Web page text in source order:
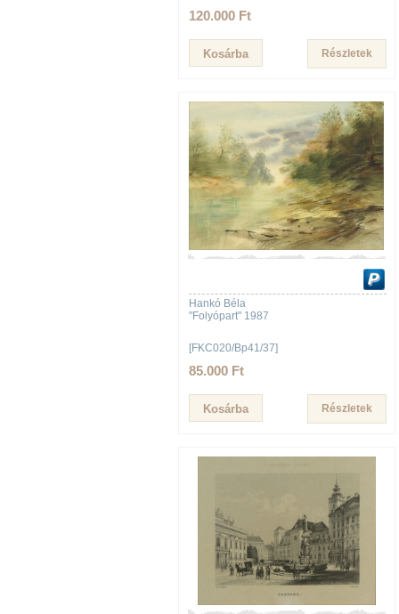
120.000 Ft
Részletek
Hankó Béla
"Folyópart" 1987
[FKC020/Bp41/37]
85.000 Ft
Részletek